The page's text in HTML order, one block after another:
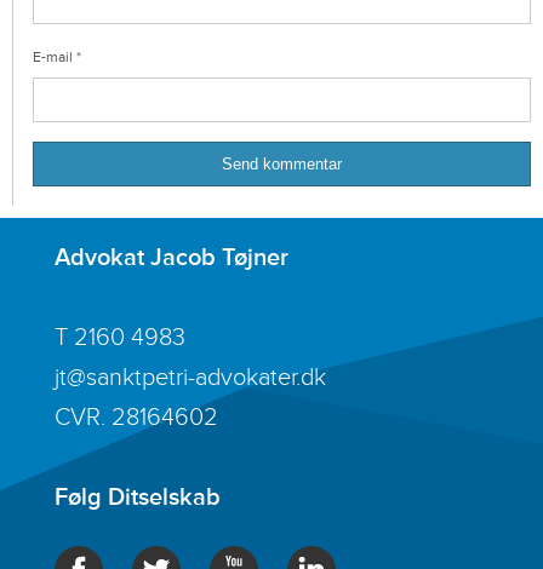
E-mail *
Advokat Jacob Tøjner
T 2160 4983
jt@sanktpetri-advokater.dk
CVR. 28164602
Følg Ditselskab